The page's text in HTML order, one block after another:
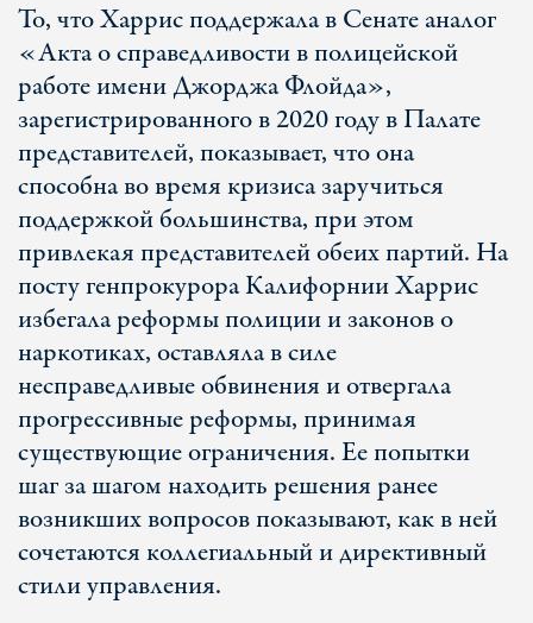
То, что Харрис поддержала в Сенате аналог
«Акта о справедливости в полицейской
работе имени Джорджа Флойда»,
зарегистрированного в 2020 году в Палате
представителей, показывает, что она
способна во время кризиса заручиться
поддержкой большинства, при этом
привлекая представителей обеих партий. На
посту генпрокурора Калифорнии Харрис
избегала реформы полиции и законов о
наркотиках, оставляла в силе
несправедливые обвинения и отвергала
прогрессивные реформы, принимая
существующие ограничения. Ее попытки
шаг за шагом находить решения ранее
возникших вопросов показывают, как в ней
сочетаются коллегиальный и директивный
стили управления.